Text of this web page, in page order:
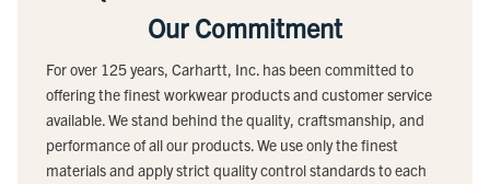
Our Commitment
For over 125 years, Carhartt, Inc. has been committed to
offering the finest workwear products and customer service
available. We stand behind the quality, craftsmanship, and
performance of all our products. We use only the finest
materials and apply strict quality control standards to each